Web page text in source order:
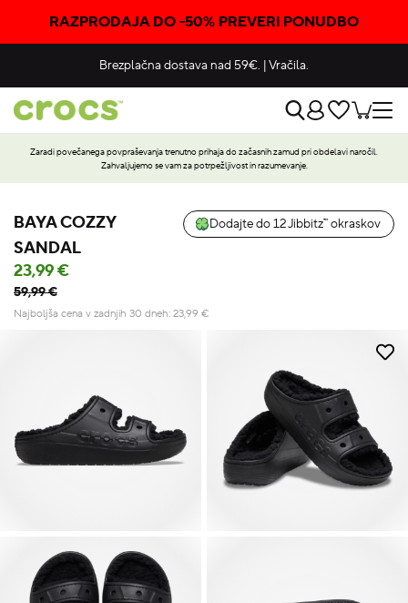
RAZPRODAJA DO -50% PREVERI PONUDBO
Brezplačna dostava nad 59€. |Vračila.
Zaradi povečanega povpraševanja trenutno prihaja do začasnih zamud pri obdelavi naročil.
Zahvaljujemo se vam za potrpežljivost in razumevanje.
BAYA COZZY
SANDAL
Dodajte do 12 Jibbitz™ okraskov
23,99 €
59,99 €
Najboljša cena v zadnjih 30 dneh: 23,99 €